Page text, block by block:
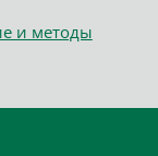
и методы